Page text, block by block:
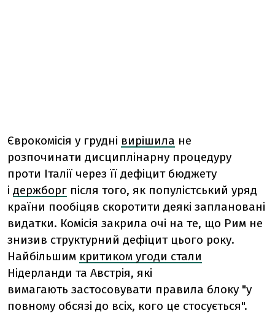
Єврокомісія у грудні вирішила не
розпочинати дисциплінарну процедуру
проти Італії через її дефіцит бюджету
і держборг після того, як популістський уряд
країни пообіцяв скоротити деякі заплановані
видатки. Комісія закрила очі на те, що Рим не
знизив структурний дефіцит цього року.
Найбільшим критиком угоди стали
Нідерланди та Австрія, які
вимагають застосовувати правила блоку "у
повному обсязі до всіх, кого це стосується".